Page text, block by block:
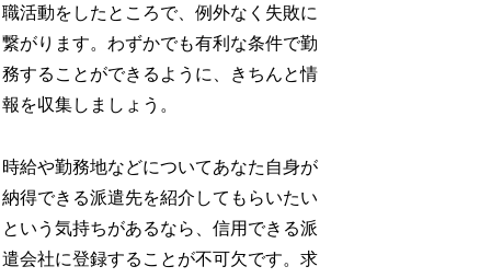
職活動をしたところで、例外なく失敗に
繋がります。わずかでも有利な条件で勤
務することができるように、きちんと情
報を収集しましょう。
時給や勤務地などについてあなた自身が
納得できる派遣先を紹介してもらいたい
という気持ちがあるなら、信用できる派
遣会社に登録することが不可欠です。求